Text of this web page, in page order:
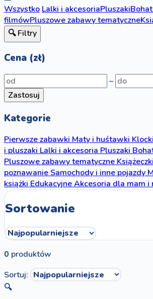
Wszystko Lalki i akcesoriaPluszaki
filmówPluszowe zabawy tematyczne
🔍 Filtry
Cena (zł)
–
Zastosuj
Kategorie
Pierwsze zabawkiMaty i huśtawki
i pluszakiLalki i akcesoriaPluszaki
Pluszowe zabawy tematyczne
poznawanieSamochody i inne pojazdy
książkiEdukacyjneAkcesoria dla mam i
Sortowanie
0 produktów
Sortuj:
🔍